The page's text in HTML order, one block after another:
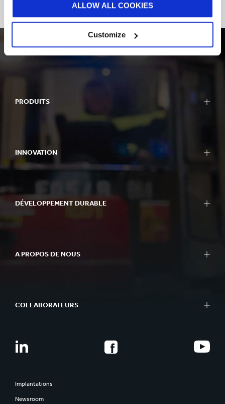
ALLOW ALL COOKIES
Customize
PRODUITS
PLV
Machines d'emballage
Papier & Carton
INNOVATION
Notre approche de l'innovation
Domaines de R&D
Success Stories
DÉVELOPPEMENT DURABLE
Better Planet Packaging
A PROPOS DE NOUS
Smurfit Westrock
COLLABORATEURS
Jeunes diplômés
Implantations
Newsroom